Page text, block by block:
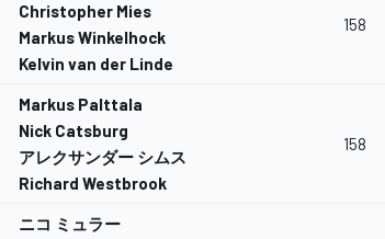
Christopher Mies
Markus Winkelhock
Kelvin van der Linde
158
Markus Palttala
Nick Catsburg
アレクサンダー シムス
Richard Westbrook
158
ニコ ミュラー